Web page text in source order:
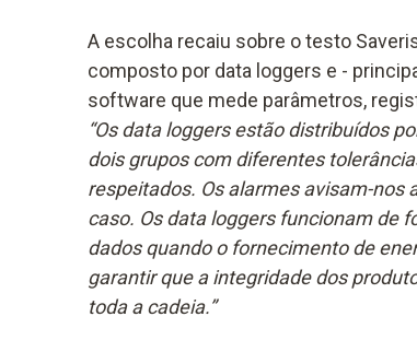
A escolha recaiu sobre o testo
composto por data loggers e -
software que mede parâmetros,
“Os data loggers estão distribuídos
dois grupos com diferentes
respeitados. Os alarmes avisam-nos
caso. Os data loggers funcionam de
dados quando o fornecimento de
garantir que a integridade dos
toda a cadeia.”